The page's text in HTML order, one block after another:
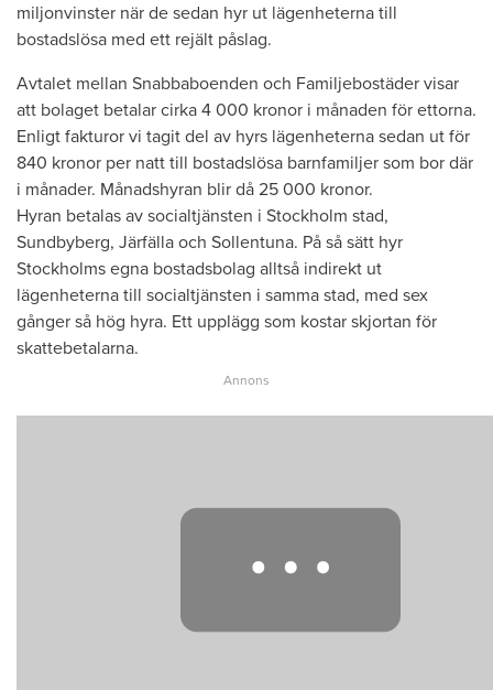
miljonvinster när de sedan hyr ut lägenheterna till
bostadslösa med ett rejält påslag.
Avtalet mellan Snabbaboenden och Familjebostäder visar
att bolaget betalar cirka 4 000 kronor i månaden för ettorna.
Enligt fakturor vi tagit del av hyrs lägenheterna sedan ut för
840 kronor per natt till bostadslösa barnfamiljer som bor där
i månader. Månadshyran blir då 25 000 kronor.
Hyran betalas av socialtjänsten i Stockholm stad,
Sundbyberg, Järfälla och Sollentuna. På så sätt hyr
Stockholms egna bostadsbolag alltså indirekt ut
lägenheterna till socialtjänsten i samma stad, med sex
gånger så hög hyra. Ett upplägg som kostar skjortan för
skattebetalarna.